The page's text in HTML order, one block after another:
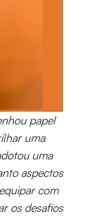
papel
uma
uma
aspectos
com
os desafios